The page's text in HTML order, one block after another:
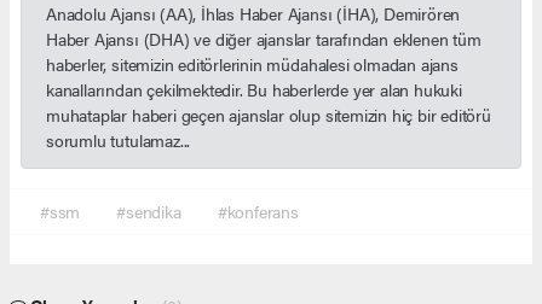
Anadolu Ajansı (AA), İhlas Haber Ajansı (İHA), Demirören
Haber Ajansı (DHA) ve diğer ajanslar tarafından eklenen tüm
haberler, sitemizin editörlerinin müdahalesi olmadan ajans
kanallarından çekilmektedir. Bu haberlerde yer alan hukuki
muhataplar haberi geçen ajanslar olup sitemizin hiç bir editörü
sorumlu tutulamaz...
#ssm #sendika #konferans